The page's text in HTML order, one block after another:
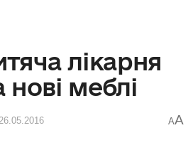
лікарня
меблі
26.05.2016 AA